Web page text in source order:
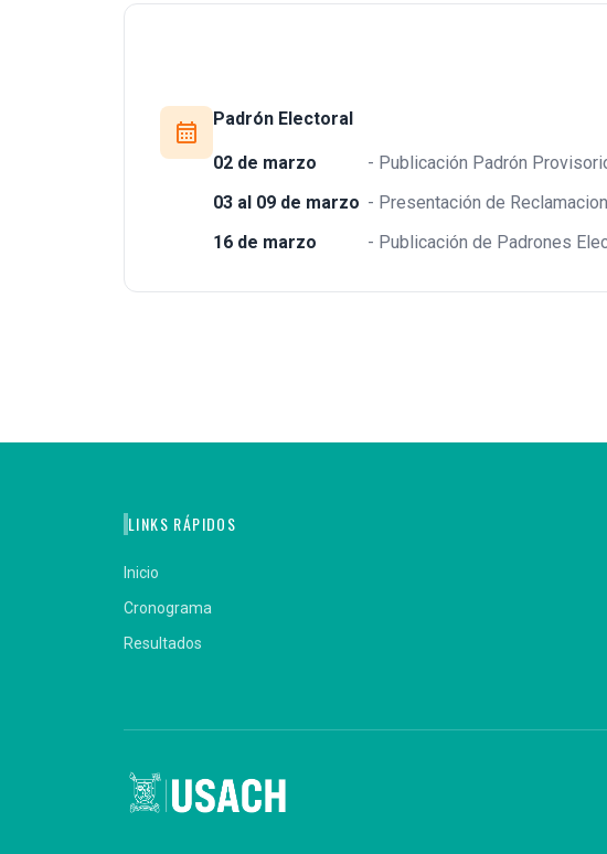
calendar_month
Padrón Electoral
02 de marzo
- Publicación Padrón
03 al 09 de marzo - Presentación de
16 de marzo
- Publicación de Padrones
LINKS RÁPIDOS
Inicio
Cronograma
Resultados